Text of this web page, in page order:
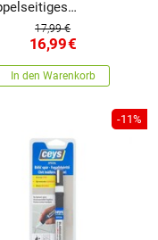
Monta 10 m
17,99 €
16,99€
In den Warenkorb
-11%